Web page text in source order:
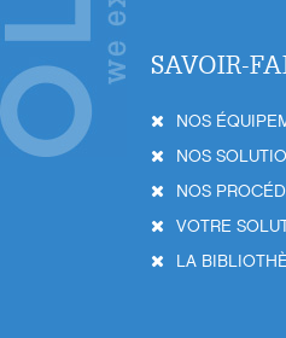
SAVOIR-
NOS
NOS
NOS
VOTRE
LA